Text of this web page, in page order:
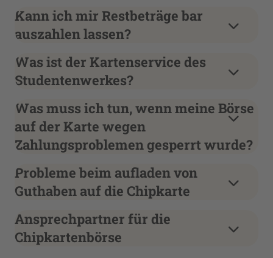
Kann ich mir Restbeträge bar
auszahlen lassen?
Was ist der Kartenservice des
Studentenwerkes?
Was muss ich tun, wenn meine Börse
auf der Karte wegen
Zahlungsproblemen gesperrt wurde?
Probleme beim aufladen von
Guthaben auf die Chipkarte
Ansprechpartner für die
Chipkartenbörse